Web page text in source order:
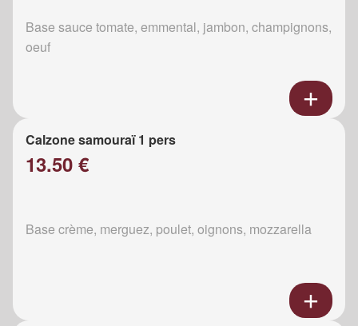
Base sauce tomate, emmental, jambon, champignons,
oeuf
Calzone samouraï 1 pers
13.50 €
Base crème, merguez, poulet, oignons, mozzarella